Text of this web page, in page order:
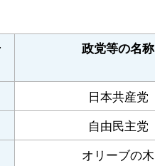
政党等の名称
日本共産党
自由民主党
オリーブの木